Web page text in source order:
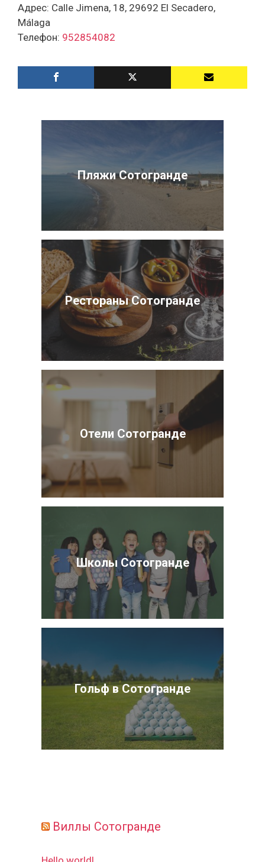
Адрес: Calle Jimena, 18, 29692 El Secadero,
Málaga
Телефон: 952854082
Пляжи Сотогранде
Рестораны Сотогранде
Отели Сотогранде
Школы Сотогранде
Гольф в Сотогранде
Виллы Сотогранде